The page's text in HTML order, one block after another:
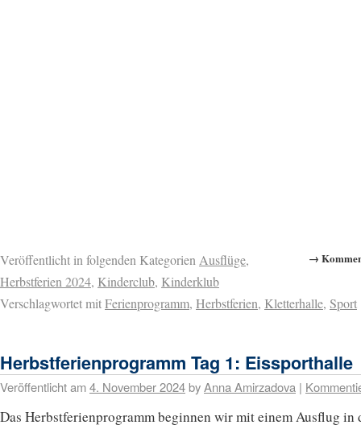
→
Veröffentlicht in folgenden KategorienAusflüge,
Herbstferien 2024, Kinderclub, Kinderklub
Verschlagwortet mitFerienprogramm, Herbstferien, Kletterhalle, Sport
Herbstferienprogramm Tag 1: Eissporthalle
Veröffentlicht am4. November 2024byAnna Amirzadova |
Das Herbstferienprogramm beginnen wir mit einem Ausflug in